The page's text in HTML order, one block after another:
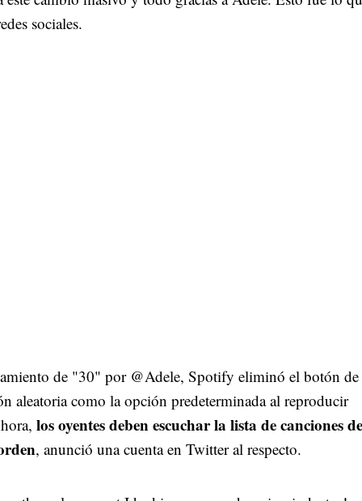
sociales.
de "30" por @Adele, Spotify eliminó el botón de
aleatoria como la opción predeterminada al reproducir
los oyentes deben escuchar la lista de canciones
, anunció una cuenta en Twitter al respecto.